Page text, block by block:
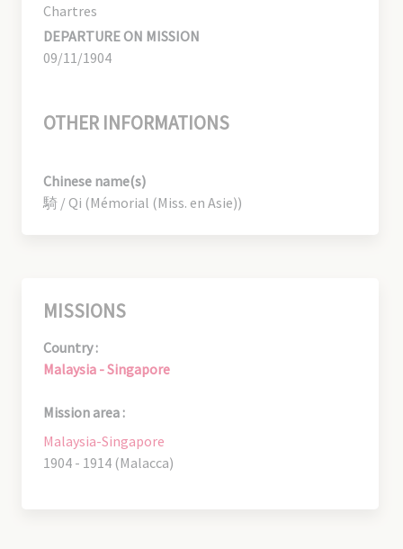
Chartres
DEPARTURE ON MISSION
09/11/1904
OTHER INFORMATIONS
Chinese name(s)
騎 / Qi (Mémorial (Miss. en Asie))
MISSIONS
Country :
Malaysia - Singapore
Mission area :
Malaysia-Singapore
1904 - 1914 (Malacca)